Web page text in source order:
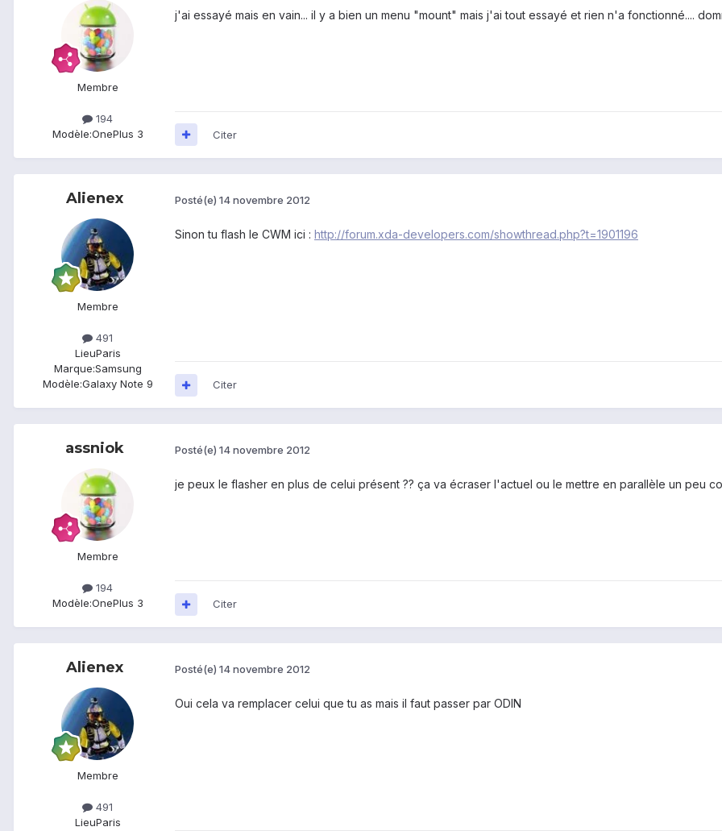
Membre
194
Modèle:OnePlus 3
j'ai essayé mais en vain... il y a bien un menu "mount" mais j'ai tout essayé et rien n'a fonctionné....
Citer
Alienex
Membre
491
LieuParis
Marque:Samsung
Modèle:Galaxy Note 9
Posté(e) 14 novembre 2012
Sinon tu flash le CWM ici : http://forum.xda-developers.com/showthread.php?t=1901196
Citer
assniok
Membre
194
Modèle:OnePlus 3
Posté(e) 14 novembre 2012
je peux le flasher en plus de celui présent ?? ça va écraser l'actuel ou le mettre en parallèle un peu
Citer
Alienex
Membre
491
LieuParis
Posté(e) 14 novembre 2012
Oui cela va remplacer celui que tu as mais il faut passer par ODIN